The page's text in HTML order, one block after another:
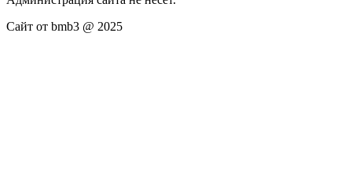
Сайт от bmb3 @ 2025